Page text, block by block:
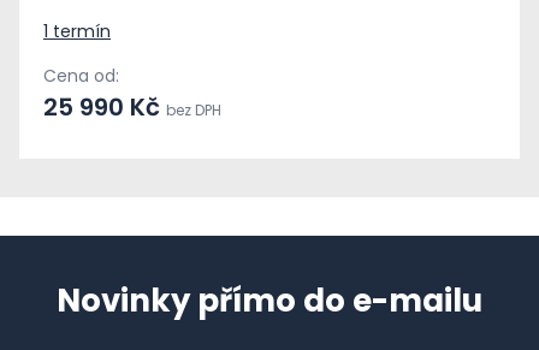
1 termín
Cena od:
25 990 Kč bez DPH
Novinky přímo do e-mailu